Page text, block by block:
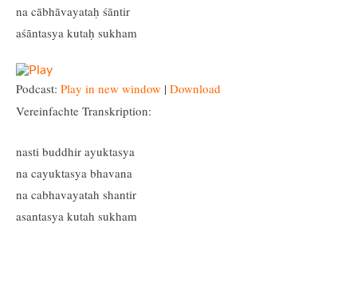
na cābhāvayataḥ śāntir
aśāntasya kutaḥ sukham
Podcast: Play in new window | Download
Vereinfachte Transkription:
nasti buddhir ayuktasya
na cayuktasya bhavana
na cabhavayatah shantir
asantasya kutah sukham